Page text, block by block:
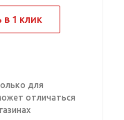
в 1 клик
для
отличаться